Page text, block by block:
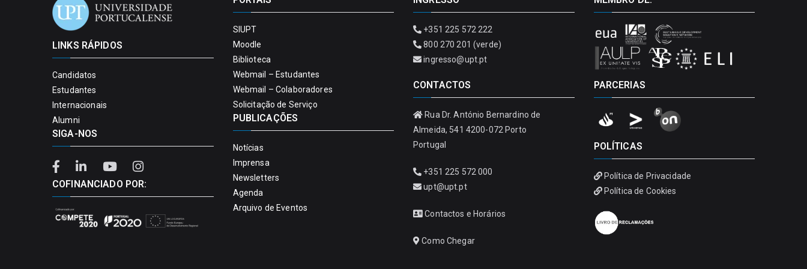
LINKS RÁPIDOS
Candidatos
Estudantes
Internacionais
Alumni
SIGA-NOS
COFINANCIADO POR:
SIUPT
Moodle
Biblioteca
Webmail – Estudantes
Webmail – Colaboradores
Solicitação de Serviço
PUBLICAÇÕES
Notícias
Imprensa
Newsletters
Agenda
Arquivo de Eventos
+351 225 572 222
800 270 201 (verde)
ingresso@upt.pt
CONTACTOS
Rua Dr. António Bernardino de
Almeida, 541 4200-072 Porto
Portugal
+351 225 572 000
upt@upt.pt
Contactos e Horários
Como Chegar
PARCERIAS
POLÍTICAS
Política de Privacidade
Política de Cookies